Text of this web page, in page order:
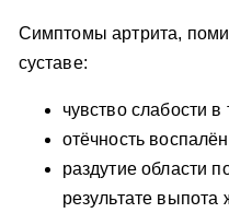
Симптомы артрита,
суставе:
чувство слабости в
отёчность
раздутие области
результате выпота